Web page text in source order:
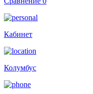
Кабинет
Колумбус